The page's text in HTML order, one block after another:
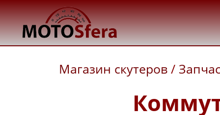
Магазин скутеров /